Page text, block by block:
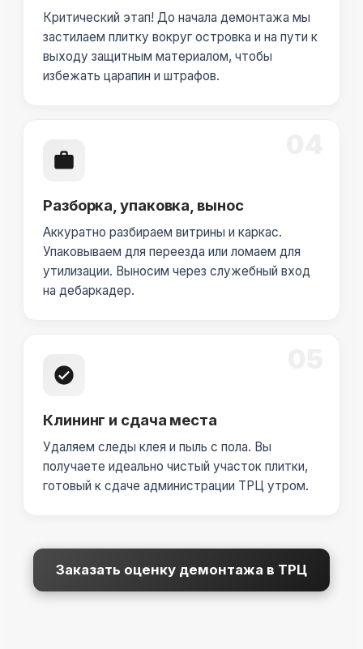
Критический этап! До начала демонтажа мы
застилаем плитку вокруг островка и на пути к
выходу защитным материалом, чтобы
избежать царапин и штрафов.
Разборка, упаковка, вынос
Аккуратно разбираем витрины и каркас.
Упаковываем для переезда или ломаем для
утилизации. Выносим через служебный вход
на дебаркадер.
Клининг и сдача места
Удаляем следы клея и пыль с пола. Вы
получаете идеально чистый участок плитки,
готовый к сдаче администрации ТРЦ утром.
Заказать оценку демонтажа в ТРЦ